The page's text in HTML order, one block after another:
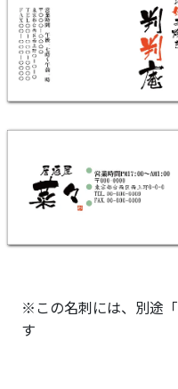
※この名刺には、別途
す